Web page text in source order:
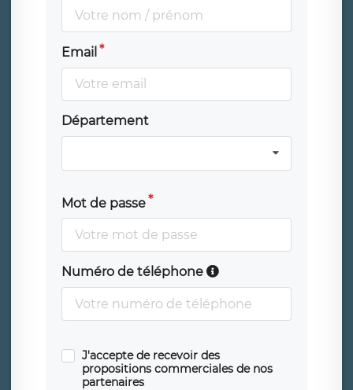
Email
Département
Mot de passe
Numéro de téléphone
J'accepte de recevoir des
propositions commerciales de nos
partenaires